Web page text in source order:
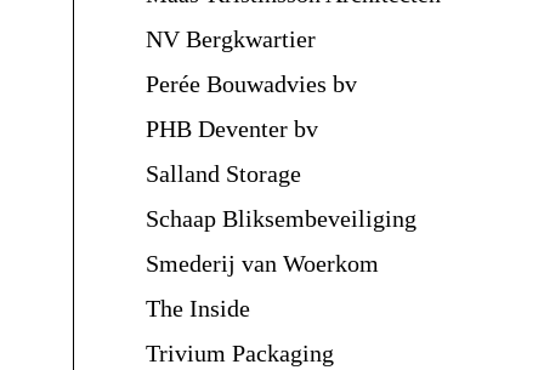
NV Bergkwartier
Perée Bouwadvies bv
PHB Deventer bv
Salland Storage
Schaap Bliksembeveiliging
Smederij van Woerkom
The Inside
Trivium Packaging